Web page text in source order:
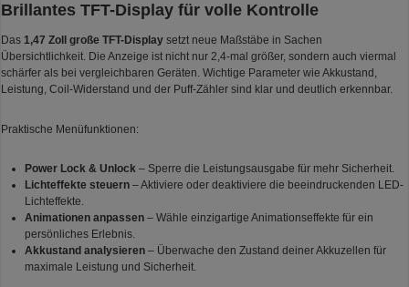
Brillantes TFT-Display für volle Kontrolle
Das 1,47 Zoll große TFT-Display setzt neue Maßstäbe in Sachen
Übersichtlichkeit. Die Anzeige ist nicht nur 2,4-mal größer, sondern auch viermal
schärfer als bei vergleichbaren Geräten. Wichtige Parameter wie Akkustand,
Leistung, Coil-Widerstand und der Puff-Zähler sind klar und deutlich erkennbar.
Praktische Menüfunktionen:
Power Lock & Unlock– Sperre die Leistungsausgabe für mehr Sicherheit.
Lichteffekte steuern– Aktiviere oder deaktiviere die beeindruckenden LED-
Lichteffekte.
Animationen anpassen– Wähle einzigartige Animationseffekte für ein
persönliches Erlebnis.
Akkustand analysieren– Überwache den Zustand deiner Akkuzellen für
maximale Leistung und Sicherheit.